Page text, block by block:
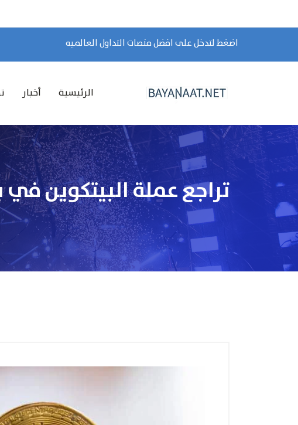
اضغط لتدخل على افضل منصات التداول العالميه
الرئيسية أخبار
تراجع عملة البيتكوين